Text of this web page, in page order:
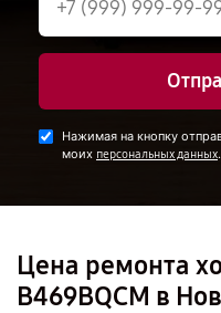
Нажимая на кнопку
моих персональных данных.
Цена ремонта
B469BQCM в